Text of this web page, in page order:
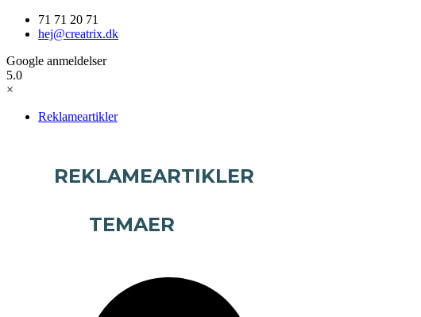
71 71 20 71
hej@creatrix.dk
Google anmeldelser
5.0
×
Reklameartikler
REKLAMEARTIKLER
TEMAER